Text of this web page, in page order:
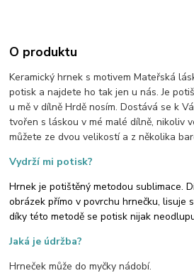
O produktu
Keramický hrnek s motivem Mateřská
potisk a najdete ho tak jen u nás. Je
u mě v dílně Hrdě nosím. Dostává se k
tvořen s láskou v mé malé dílně, nikoliv
můžete ze dvou velikostí a z několika
Vydrží mi potisk?
Hrnek je potištěný metodou sublimace.
obrázek přímo v povrchu hrnečku, lisuje
díky této metodě se potisk nijak
Jaká je údržba?
Hrneček může do myčky nádobí.